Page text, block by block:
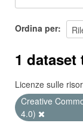
Ordina per
1 dataset
Licenze sulle
Creative
4.0)